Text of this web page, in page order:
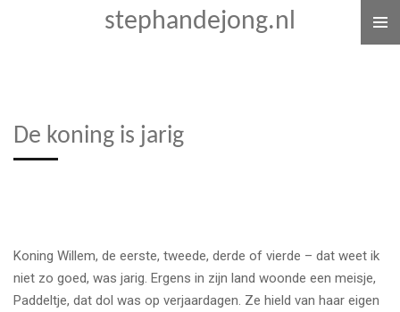
stephandejong.nl
De koning is jarig
Koning Willem, de eerste, tweede, derde of vierde – dat weet ik
niet zo goed, was jarig. Ergens in zijn land woonde een meisje,
Paddeltje, dat dol was op verjaardagen. Ze hield van haar eigen